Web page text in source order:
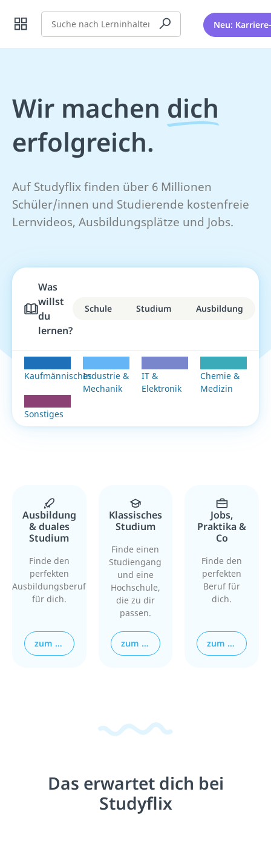
Suche Neu:
Wir machen dich
erfolgreich.
Auf Studyflix finden über 6 Millionen
Schüler/innen und Studierende kostenfreie
Lernvideos, Ausbildungsplätze und Jobs.
Was
willst
du
lernen?
Schule Studium Ausbildung
KaufmännischesIndustrie &
Mechanik
IT &
Elektronik
Chemie &
Medizin
Sonstiges
Ausbildung
& duales
Studium
Finde den
perfekten
Ausbildungsberuf
für dich.
zum Ausbildungsportal
Klassisches
Studium
Finde einen
Studiengang
und eine
Hochschule,
die zu dir
passen.
zum Studienplatzfinder
Jobs,
Praktika &
Co
Finde den
perfekten
Beruf für
dich.
zum Jobportal
Das erwartet dich bei
Studyflix